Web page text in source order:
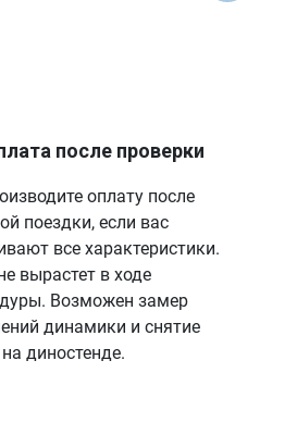
после проверки
оплату после
поездки, если вас
все характеристики.
вырастет в ходе
Возможен замер
динамики и снятие
диностенде.